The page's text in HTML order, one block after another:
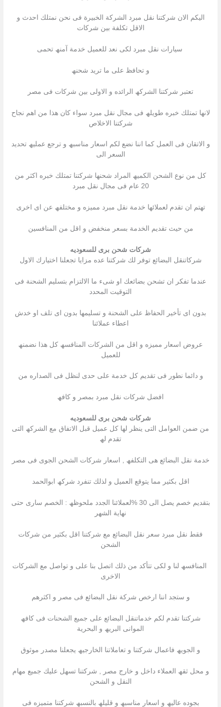
الیكم الان شركتنا نقل مبرد الشركة الخبیرة فى نحن نمتلك احدث و
الاقل تكلفة بین شركات
سیارات نقل مبرد لكى نعد للعمیل خدمة آمنھ تحمى
و تحافظ على ما ترید شحنھ
تعتبر شركتنا الشركھ الرائده و الاولى بین شركات فى مصر
لانھا تمتلك خبره طویلھ فى مجال نقل مبرد سواء كان ھذا من اھم نجاح
شركتنا الاخلاص
و الاتقان فى العمل كما اننا نضع لكم اسعار مناسبھ و ترجع عملیھ تحدید
السعر الى
كل من نوع الشحن الكمیھ المراد شحنھا شركتنا تمتلك خبره اكثر من
20 عام فى مجال نقل مبرد
تھتم ان تقدم لعملائھا خدمة نقل مبرد ممیزه و مختلفھ عن اى اخرى
من حیث تقدیم الخدمة بسعر منخفض و اقل من المنافسین
شركات شحن برى للسعوديه
شركاتنقل البضائع توفر لك شركتنا عده مزایا تجعلنا اختیارك الاول
عندما تفكر ان تشحن بضائعك او شىء ما الالتزام بتسلیم الشحنة فى
التوقیت المحدد
بدون اى تأخیر الحفاظ على الشحنة و تسلیمھا بدون اى تلف او خدش
اعطاء عملائنا
عروض اسعار ممیزه و اقل من الشركات المنافسھ كل ھذا نضمنھ
للعمیل
و دائما نطور فى تقدیم كل خدمة على حدى لنظل فى الصداره من
افضل شركات نقل مبرد بمصر و كافھ
شركات شحن برى للسعوديه
من ضمن العوامل التى ینظر لھا كل عمیل قبل الاتفاق مع الشركھ التى
تقدم لھ
خدمة نقل البضائع ھى التكلفھ , اسعار شركات الشحن الجوى فى مصر
اقل بكثیر مما یتوقع العمیل و لذلك تنفرد شركھ ابوالحمد
بتقدیم خصم یصل الى 30 %لعملائنا الجدد ملحوظھ : الخصم سارى حتى
نھایة الشھر
فقط نقل مبرد سعر نقل البضائع مع شركتنا اقل بكثیر من شركات
الشحن
المنافسھ لنا و لكى تتأكد من ذلك اتصل بنا على و تواصل مع الشركات
الاخرى
و ستجد اننا ارخص شركة نقل البضائع فى مصر و اكثرھم
شركتنا تقدم لكم خدماتنقل البضائع على جمیع الشحنات فى كافھ
الموانى البریھ و البحریة
و الجویھ فاعمال شركتنا و تعاملاتنا الخارجیھ یجعلنا مصدر موثوق
و محل ثقھ العملاء داخل و خارج مصر , شركتنا تسھل علیك جمیع مھام
النقل و الشحن
بجوده عالیھ و اسعار مناسبھ و قلیلھ بالنسبھ شركتنا متمیزه فى